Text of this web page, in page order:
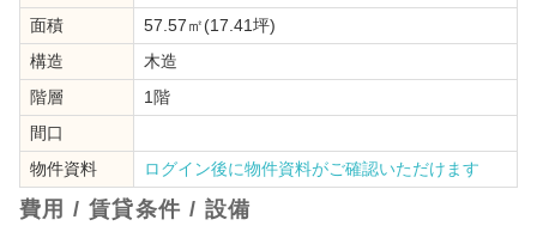
面積
57.57㎡(17.41坪)
構造
木造
階層
1階
間口
物件資料
ログイン後に物件資料がご確認いただけます
費用 / 賃貸条件 / 設備